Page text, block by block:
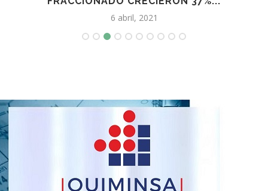
6 abril, 2021